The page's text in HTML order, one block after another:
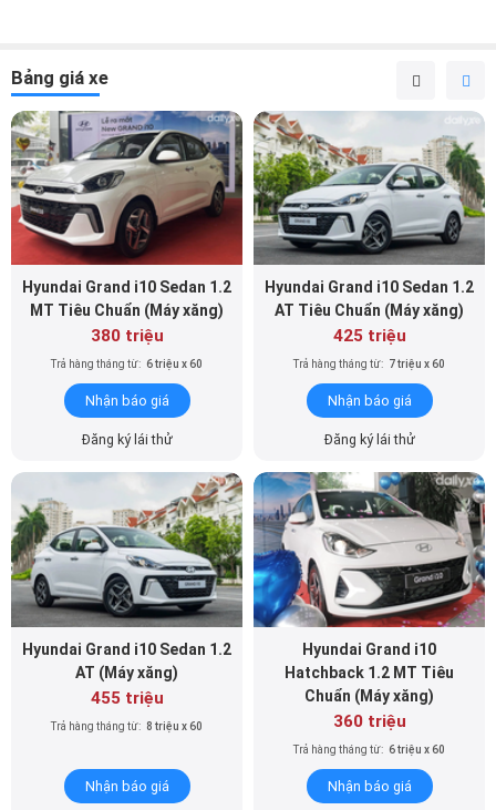
Bảng giá xe
Hyundai Grand i10 Sedan 1.2
MT Tiêu Chuẩn (Máy xăng)
380 triệu
Trả hàng tháng từ: 6 triệu x 60
Nhận báo giá
Đăng ký lái thử
Hyundai Grand i10 Sedan 1.2
AT Tiêu Chuẩn (Máy xăng)
425 triệu
Trả hàng tháng từ: 7 triệu x 60
Nhận báo giá
Đăng ký lái thử
Hyundai Grand i10 Sedan 1.2
AT (Máy xăng)
455 triệu
Trả hàng tháng từ: 8 triệu x 60
Nhận báo giá
Hyundai Grand i10
Hatchback 1.2 MT Tiêu
Chuẩn (Máy xăng)
360 triệu
Trả hàng tháng từ: 6 triệu x 60
Nhận báo giá